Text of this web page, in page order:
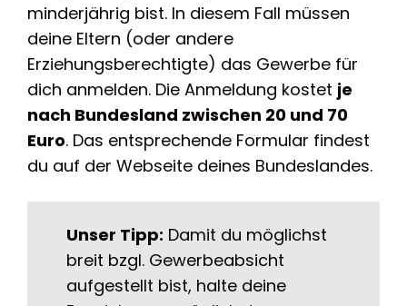
minderjährig bist. In diesem Fall müssen
deine Eltern (oder andere
Erziehungsberechtigte) das Gewerbe für
dich anmelden. Die Anmeldung kostet je
nach Bundesland zwischen 20 und 70
Euro. Das entsprechende Formular findest
du auf der Webseite deines Bundeslandes.
Unser Tipp: Damit du möglichst
breit bzgl. Gewerbeabsicht
aufgestellt bist, halte deine